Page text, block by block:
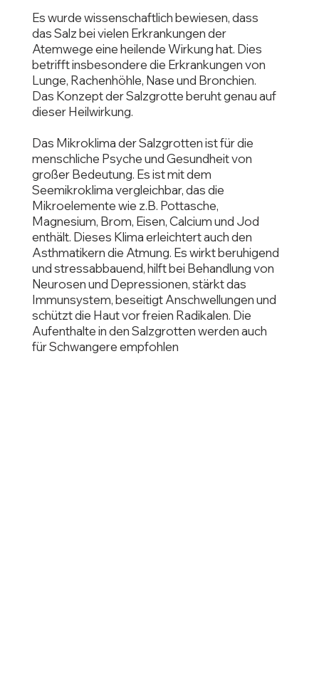
Es wurde wissenschaftlich bewiesen, dass
das Salz bei vielen Erkrankungen der
Atemwege eine heilende Wirkung hat. Dies
betrifft insbesondere die Erkrankungen von
Lunge, Rachenhöhle, Nase und Bronchien.
Das Konzept der Salzgrotte beruht genau auf
dieser Heilwirkung.
Das Mikroklima der Salzgrotten ist für die
menschliche Psyche und Gesundheit von
großer Bedeutung. Es ist mit dem
Seemikroklima vergleichbar, das die
Mikroelemente wie z.B. Pottasche,
Magnesium, Brom, Eisen, Calcium und Jod
enthält. Dieses Klima erleichtert auch den
Asthmatikern die Atmung. Es wirkt beruhigend
und stressabbauend, hilft bei Behandlung von
Neurosen und Depressionen, stärkt das
Immunsystem, beseitigt Anschwellungen und
schützt die Haut vor freien Radikalen. Die
Aufenthalte in den Salzgrotten werden auch
für Schwangere empfohlen